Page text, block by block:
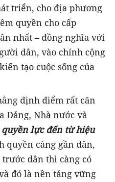
triển, cho địa phương
quyền cho cấp
nhất – đồng nghĩa với
dân, vào chính cộng
tạo cuộc sống của
định điểm rất căn
Đảng, Nhà nước và
lực đến từ hiệu
quyền càng gần dân,
dân thì càng có
đó là nền tảng vững